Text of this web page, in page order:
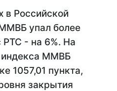
в Российской
упал более
РТС - на 6%. На
индекса ММВБ
1057,01 пункта,
закрытия